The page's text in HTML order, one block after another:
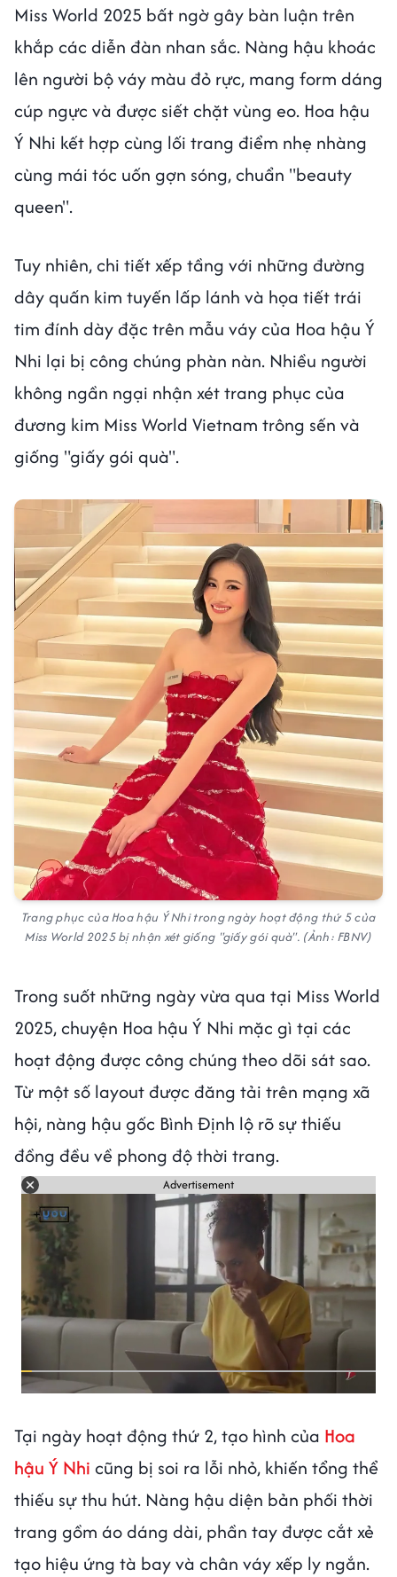
Miss World 2025 bất ngờ gây bàn luận trên
khắp các diễn đàn nhan sắc. Nàng hậu khoác
lên người bộ váy màu đỏ rực, mang form dáng
cúp ngực và được siết chặt vùng eo. Hoa hậu
Ý Nhi kết hợp cùng lối trang điểm nhẹ nhàng
cùng mái tóc uốn gợn sóng, chuẩn "beauty
queen".
Tuy nhiên, chi tiết xếp tầng với những đường
dây quấn kim tuyến lấp lánh và họa tiết trái
tim đính dày đặc trên mẫu váy của Hoa hậu Ý
Nhi lại bị công chúng phàn nàn. Nhiều người
không ngần ngại nhận xét trang phục của
đương kim Miss World Vietnam trông sến và
giống "giấy gói quà".
Trang phục của Hoa hậu Ý Nhi trong ngày hoạt động thứ 5 của
Miss World 2025 bị nhận xét giống "giấy gói quà". (Ảnh: FBNV)
Trong suốt những ngày vừa qua tại Miss World
2025, chuyện Hoa hậu Ý Nhi mặc gì tại các
hoạt động được công chúng theo dõi sát sao.
Từ một số layout được đăng tải trên mạng xã
hội, nàng hậu gốc Bình Định lộ rõ sự thiếu
đồng đều về phong độ thời trang.
Advertisement
Tại ngày hoạt động thứ 2, tạo hình của Hoa
hậu Ý Nhi cũng bị soi ra lỗi nhỏ, khiến tổng thể
thiếu sự thu hút. Nàng hậu diện bản phối thời
trang gồm áo dáng dài, phần tay được cắt xẻ
tạo hiệu ứng tà bay và chân váy xếp ly ngắn.